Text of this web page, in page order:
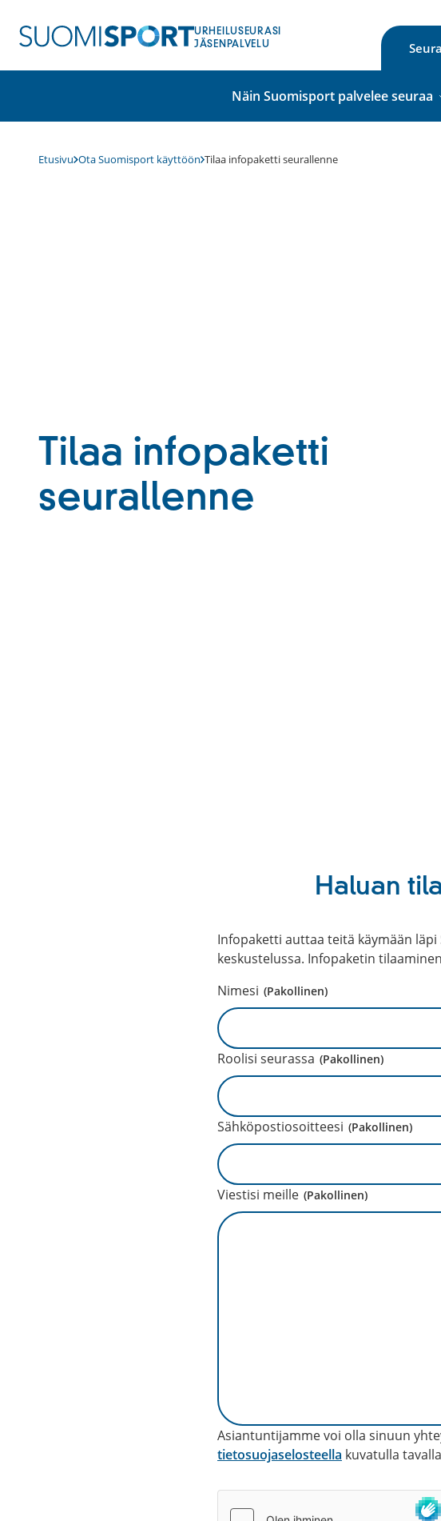
sisältöön
URHEILUSEURASI
JÄSENPALVELU
Näin Suomisport palvelee seuraa
Etusivu Ota Suomisport käyttöön Tilaa infopaketti seurallenne
Tilaa infopaketti
seurallenne
Haluan
Infopaketti auttaa teitä käymään
keskustelussa. Infopaketin
Nimesi (Pakollinen)
Roolisi seurassa (Pakollinen)
Sähköpostiosoitteesi (Pakollinen)
Viestisi meille (Pakollinen)
Asiantuntijamme voi olla sinuun
tietosuojaselosteella kuvatulla